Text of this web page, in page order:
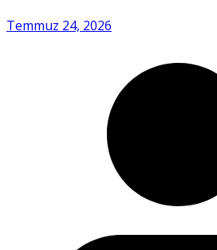
Temmuz 24, 2026